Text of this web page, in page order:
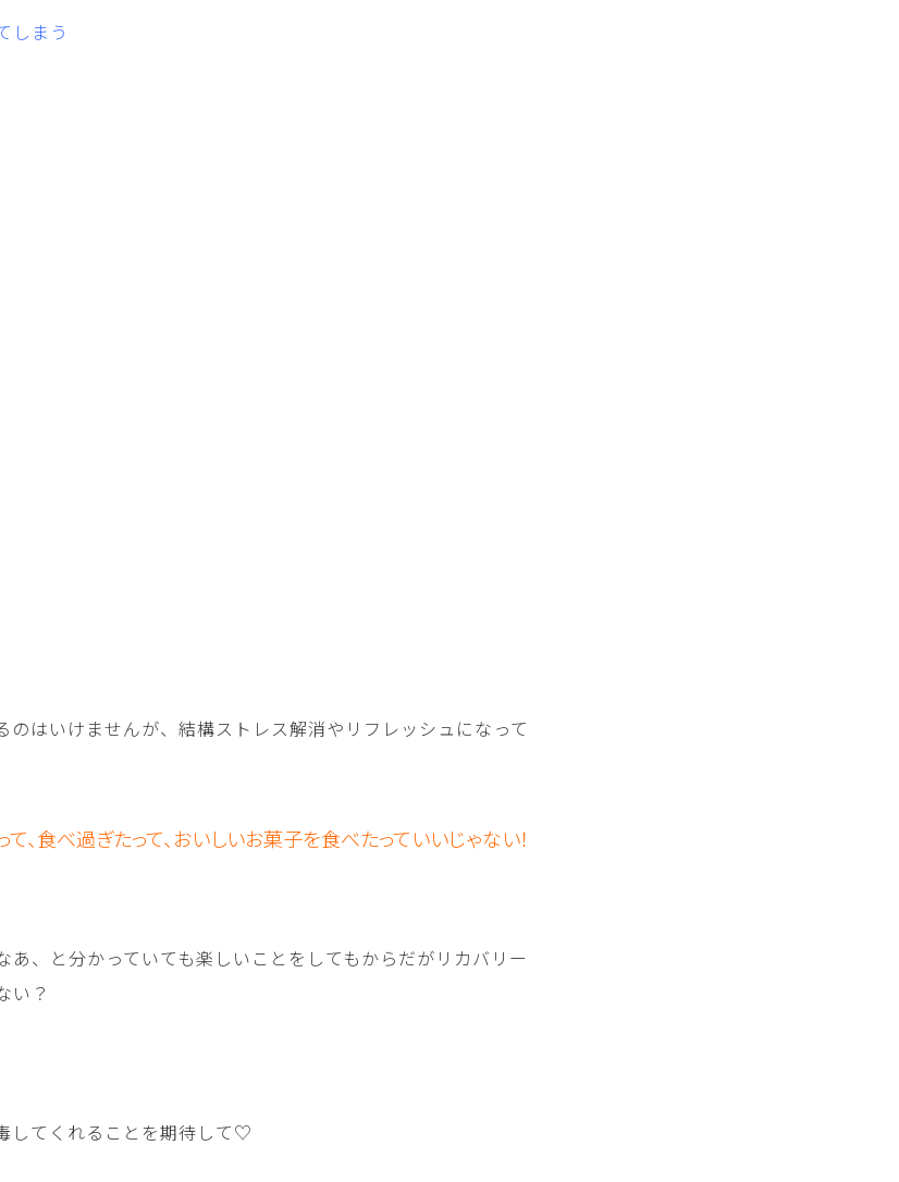
しまう
のはいけませんが、結構ストレス解消やリフレッシュになって
、食べ過ぎたって、おいしいお菓子を食べたっていいじゃない！
あ、と分かっていても楽しいことをしてもからだがリカバリー
い？
してくれることを期待して♡